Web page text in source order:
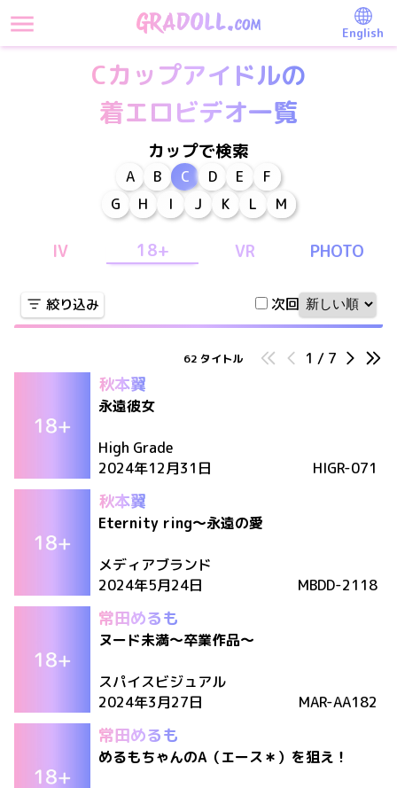
English
Cカップアイドルの
着エロビデオ一覧
カップで検索
A B C D E
F
G
H I J K L M
IV 18+ VR PHOTO
次回
絞り込み
62 タイトル 1 / 7
秋本翼
永遠彼女
High Grade
2024年12月31日
HIGR-071
秋本翼
Eternity ring〜永遠の愛
メディアブランド
2024年5月24日
MBDD-2118
常田めるも
ヌード未満～卒業作品～
スパイスビジュアル
2024年3月27日
MAR-AA182
常田めるも
めるもちゃんのA（エース＊）を狙え！